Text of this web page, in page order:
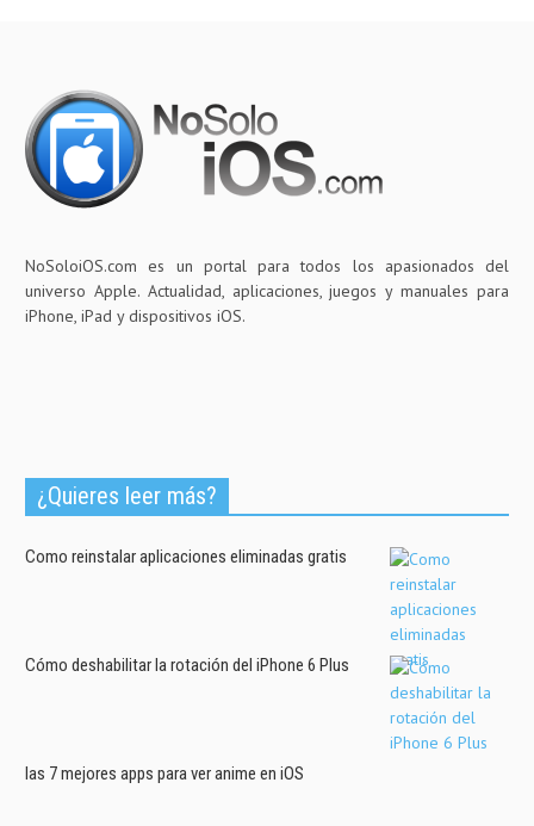
NoSoloiOS.com es un portal para todos los apasionados del
universo Apple. Actualidad, aplicaciones, juegos y manuales para
iPhone, iPad y dispositivos iOS.
¿Quieres leer más?
Como reinstalar aplicaciones eliminadas gratis
Cómo deshabilitar la rotación del iPhone 6 Plus
las 7 mejores apps para ver anime en iOS